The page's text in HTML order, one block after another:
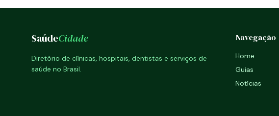
SaúdeCidade
Diretório de clínicas, hospitais, dentistas e serviços de
saúde no Brasil.
Navegação
Home
Guias
Notícias